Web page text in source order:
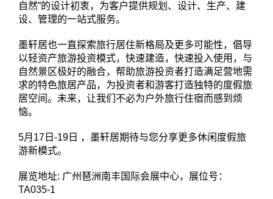
自然”的设计初衷，为客户提供规划、设计、生产、建
设、管理的一站式服务。
墨轩居也一直探索旅行居住新格局及更多可能性，倡导
以轻资产旅游投资模式，快速建造，快速投入使用，与
自然景区极好的融合，帮助旅游投资者打造满足营地需
求的特色旅居产品，为投资者和游客打造独特的度假旅
居空间。未来，让我们不必为户外旅行住宿而感到烦
恼。
5月17日-19日 ，墨轩居期待与您分享更多休闲度假旅
游新模式。
展览地址: 广州琶洲南丰国际会展中心，展位号：
TA035-1